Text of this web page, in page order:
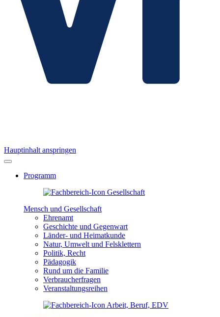
Hauptinhalt anspringen
Programm
Mensch und Gesellschaft
Ehrenamt
Geschichte und Gegenwart
Länder- und Heimatkunde
Natur, Umwelt und Felsklettern
Politik, Recht
Pädagogik
Rund um die Familie
Verbraucherfragen
Veranstaltungsreihen